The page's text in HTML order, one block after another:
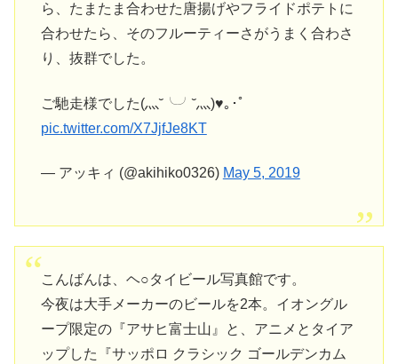
ら、たまたま合わせた唐揚げやフライドポテトに
合わせたら、そのフルーティーさがうまく合わさ
り、抜群でした。
ご馳走様でした(灬˘╰╯˘灬)♥｡･ﾟ
pic.twitter.com/X7JjfJe8KT
— アッキィ (@akihiko0326) May 5, 2019
こんばんは、ヘ○タイビール写真館です。
今夜は大手メーカーのビールを2本。イオングル
ープ限定の『アサヒ富士山』と、アニメとタイア
ップした『サッポロ クラシック ゴールデンカム